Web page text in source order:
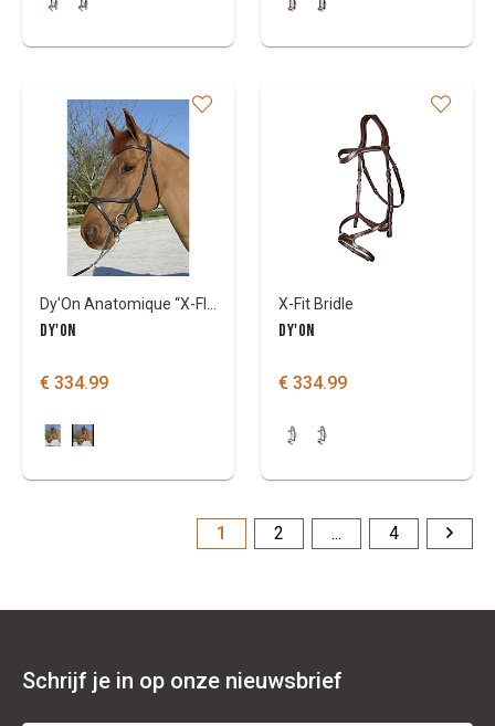
DY'ON
€ 334.99
X-Fit Bridle
DY'ON
€ 334.99
1 2 ... 4
Schrijf je in op onze nieuwsbrief